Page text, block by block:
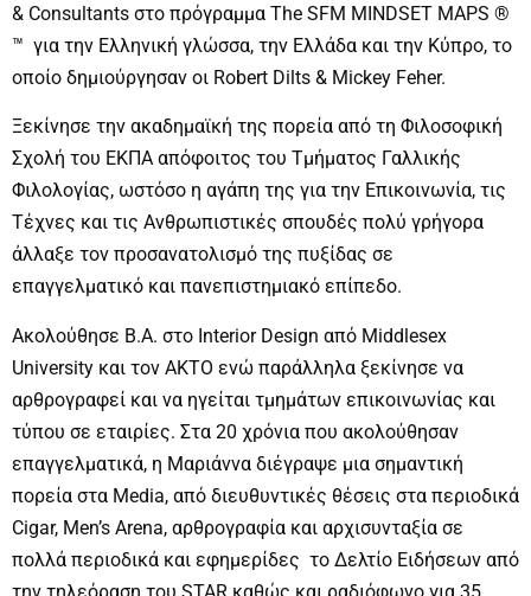
& Consultants στο πρόγραμμα The SFM MINDSET MAPS ®
™ για την Ελληνική γλώσσα, την Ελλάδα και την Κύπρο, το
οποίο δημιούργησαν οι Robert Dilts & Mickey Feher.
Ξεκίνησε την ακαδημαϊκή της πορεία από τη Φιλοσοφική
Σχολή του ΕΚΠΑ απόφοιτος του Τμήματος Γαλλικής
Φιλολογίας, ωστόσο η αγάπη της για την Επικοινωνία, τις
Τέχνες και τις Ανθρωπιστικές σπουδές πολύ γρήγορα
άλλαξε τον προσανατολισμό της πυξίδας σε
επαγγελματικό και πανεπιστημιακό επίπεδο.
Ακολούθησε B.A. στο Interior Design από Middlesex
University και τον ΑΚΤΟ ενώ παράλληλα ξεκίνησε να
αρθρογραφεί και να ηγείται τμημάτων επικοινωνίας και
τύπου σε εταιρίες. Στα 20 χρόνια που ακολούθησαν
επαγγελματικά, η Μαριάννα διέγραψε μια σημαντική
πορεία στα Media, από διευθυντικές θέσεις στα περιοδικά
Cigar, Men’s Arena, αρθρογραφία και αρχισυνταξία σε
πολλά περιοδικά και εφημερίδες τo Δελτίο Ειδήσεων από